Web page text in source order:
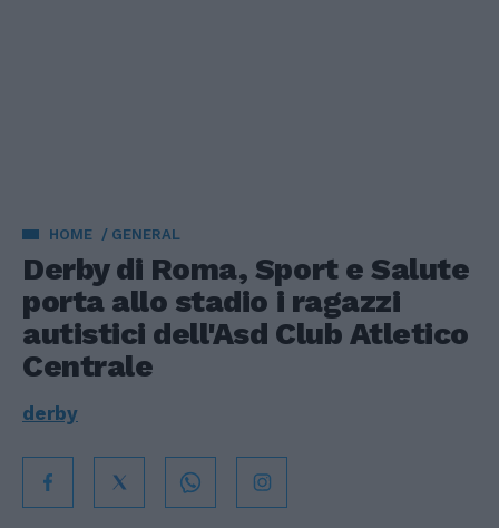
HOME GENERAL
Derby di Roma, Sport e Salute
porta allo stadio i ragazzi
autistici dell'Asd Club Atletico
Centrale
derby